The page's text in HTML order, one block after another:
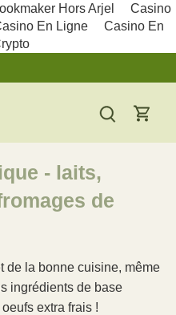
Hors Arjel
Casino
En Ligne
Casino En
- laits,
de
de la bonne cuisine, même
ingrédients de base
extra frais !